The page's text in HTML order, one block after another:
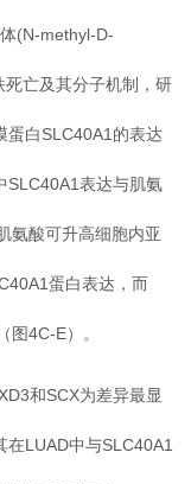
(N-methyl-D-
亡及其分子机制，研
蛋白SLC40A1的表达
SLC40A1表达与肌氨
氨酸可升高细胞内亚
蛋白表达，而
4C-E）。
和SCX为差异最显
在LUAD中与SLC40A1